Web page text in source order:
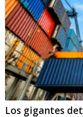
Los gigantes